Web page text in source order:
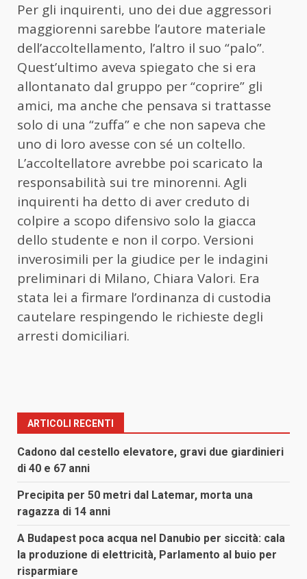
Per gli inquirenti, uno dei due aggressori
maggiorenni sarebbe l’autore materiale
dell’accoltellamento, l’altro il suo “palo”.
Quest’ultimo aveva spiegato che si era
allontanato dal gruppo per “coprire” gli
amici, ma anche che pensava si trattasse
solo di una “zuffa” e che non sapeva che
uno di loro avesse con sé un coltello.
L’accoltellatore avrebbe poi scaricato la
responsabilità sui tre minorenni. Agli
inquirenti ha detto di aver creduto di
colpire a scopo difensivo solo la giacca
dello studente e non il corpo. Versioni
inverosimili per la giudice per le indagini
preliminari di Milano, Chiara Valori. Era
stata lei a firmare l’ordinanza di custodia
cautelare respingendo le richieste degli
arresti domiciliari.
ARTICOLI RECENTI
Cadono dal cestello elevatore, gravi due giardinieri
di 40 e 67 anni
Precipita per 50 metri dal Latemar, morta una
ragazza di 14 anni
A Budapest poca acqua nel Danubio per siccità: cala
la produzione di elettricità, Parlamento al buio per
risparmiare